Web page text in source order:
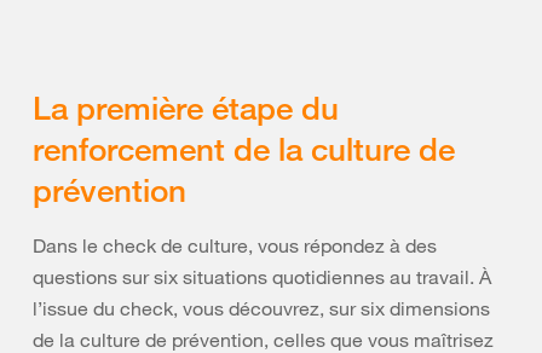
La première étape du
renforcement de la culture de
prévention
Dans le check de culture, vous répondez à des
questions sur six situations quotidiennes au travail. À
l’issue du check, vous découvrez, sur six dimensions
de la culture de prévention, celles que vous maîtrisez